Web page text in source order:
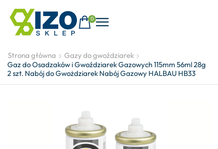
0
Strona główna
Gazy do gwoździarek
Gaz do Osadzaków i Gwoździarek Gazowych 115mm 56ml 28g
2 szt. Nabój do Gwożdziarek Nabój Gazowy HALBAU HB33